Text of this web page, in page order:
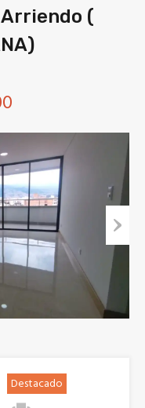
(
Next
Destacado